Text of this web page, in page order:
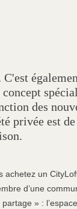
des
privée est
un
d’une
» :